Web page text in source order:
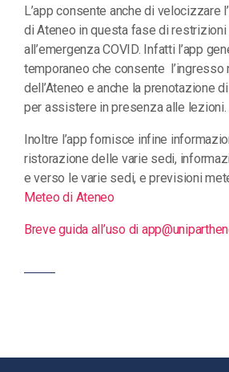
L’app consente anche di velocizzare
di Ateneo in questa fase di restrizioni
all’emergenza COVID. Infatti l’app
temporaneo che consente l’ingresso
dell’Ateneo e anche la prenotazione
per assistere in presenza alle lezioni.
Inoltre l’app fornisce infine
ristorazione delle varie sedi,
e verso le varie sedi, e previsioni
Meteo di Ateneo
Breve guida all’uso di